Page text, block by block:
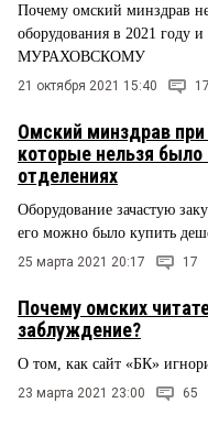
Почему омский минздрав
оборудования в 2021 году
МУРАХОВСКОМУ
21 октября 2021 15:40 17
Омский минздрав
которые нельзя было
отделениях
Оборудование зачастую
его можно было купить
25 марта 2021 20:17 17
Почему омских
заблуждение?
О том, как сайт «БК»
23 марта 2021 23:00 65